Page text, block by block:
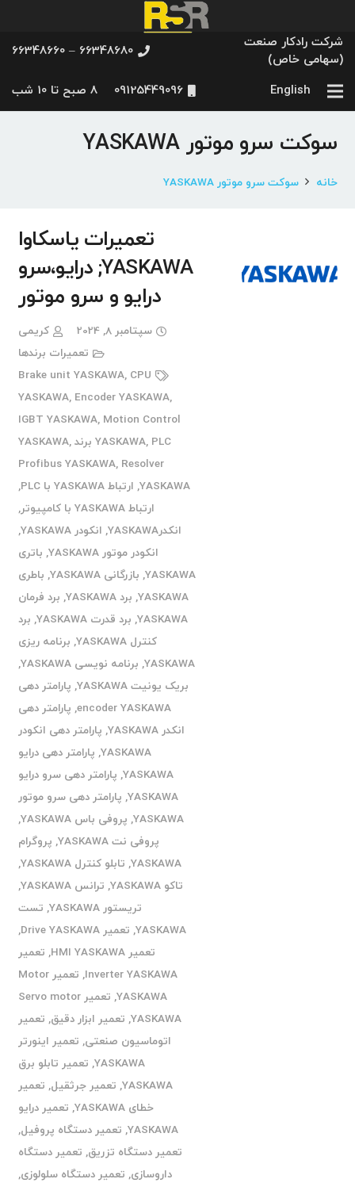
شرکت رادکار صنعت
(سهامی خاص)
66348680 – 66348660
English
09125449096 8 صبح تا 10 شب
سوکت سرو موتور YASKAWA
خانه سوکت سرو موتور YASKAWA
تعمیرات یاسکاوا
YASKAWA; درایو،سرو
درایو و سرو موتور
سپتامبر 8, 2024
کریمی
تعمیرات برندها
Brake unit YASKAWA, CPU
YASKAWA, Encoder YASKAWA,
IGBT YASKAWA, Motion Control
YASKAWA, PLC برند YASKAWA
,
Profibus YASKAWA, Resolver
YASKAWA
, ارتباط YASKAWA با PLC
,
ارتباط YASKAWA با کامپیوتر
,
انکدرYASKAWA
, انکودر YASKAWA
,
انکودر موتور YASKAWA
, باتری
YASKAWA
, بازرگانی YASKAWA , باطری
YASKAWA
, برد YASKAWA , برد فرمان
YASKAWA
, برد قدرت YASKAWA , برد
کنترل YASKAWA
, برنامه ریزی
YASKAWA
, برنامه نویسی YASKAWA
,
بریک یونیت YASKAWA
, پارامتر دهی
encoder YASKAWA
, پارامتر دهی
انکدر YASKAWA
, پارامتر دهی انکودر
YASKAWA
, پارامتر دهی درایو
YASKAWA
, پارامتر دهی سرو درایو
YASKAWA
, پارامتر دهی سرو موتور
YASKAWA
, پروفی باس YASKAWA
,
پروفی نت YASKAWA
, پروگرام
YASKAWA
, تابلو کنترل YASKAWA
,
تاکو YASKAWA
, ترانس YASKAWA
,
تریستور YASKAWA
, تست
YASKAWA
, تعمیر Drive YASKAWA
,
تعمیر HMI YASKAWA
, تعمیر
Inverter YASKAWA
,
تعمیر Motor
YASKAWA
,
تعمیر Servo motor
YASKAWA
, تعمیر ابزار دقیق, تعمیر
اتوماسیون صنعتی, تعمیر اینورتر
YASKAWA
, تعمیر تابلو برق
YASKAWA
, تعمیر جرثقیل, تعمیر
خطای YASKAWA
, تعمیر درایو
YASKAWA
, تعمیر دستگاه پروفیل,
تعمیر دستگاه تزریق, تعمیر دستگاه
داروسازی, تعمیر دستگاه سلولوزی,